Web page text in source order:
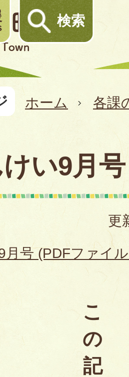
検索
ホーム 各課
い9月号
更
月号 (PDFファイ
こ
の
記